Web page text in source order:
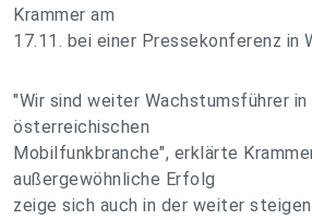
Krammer am
17.11. bei einer Pressekonferenz in
"Wir sind weiter Wachstumsführer in
österreichischen
Mobilfunkbranche", erklärte
außergewöhnliche Erfolg
zeige sich auch in der weiter